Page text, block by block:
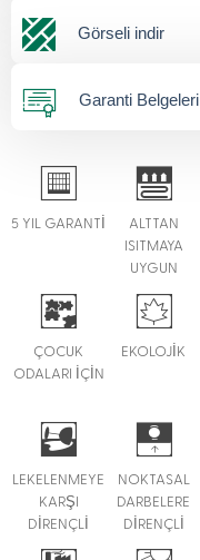
Görseli indir
Garanti Belgeleri
5 YIL GARANTİ
ALTTAN
ISITMAYA
UYGUN
ÇOCUK
ODALARI İÇİN
EKOLOJİK
LEKELENMEYE
KARŞI
DİRENÇLİ
NOKTASAL
DARBELERE
DİRENÇLİ